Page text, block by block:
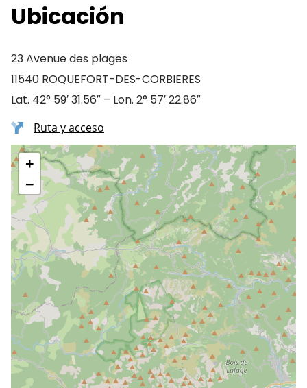
Ubicación
23 Avenue des plages
11540 ROQUEFORT-DES-CORBIERES
Lat. 42° 59′ 31.56″ – Lon. 2° 57′ 22.86″
Ruta y acceso
+
−